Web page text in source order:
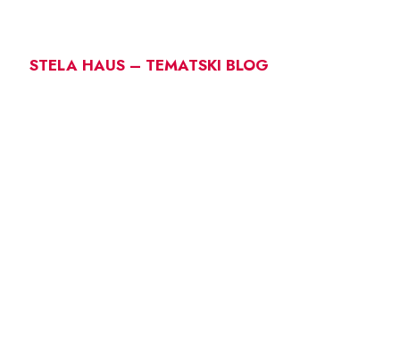
STELA HAUS – TEMATSKI BLOG